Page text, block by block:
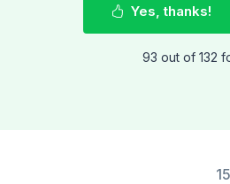
Yes, thanks!
93 out of 132